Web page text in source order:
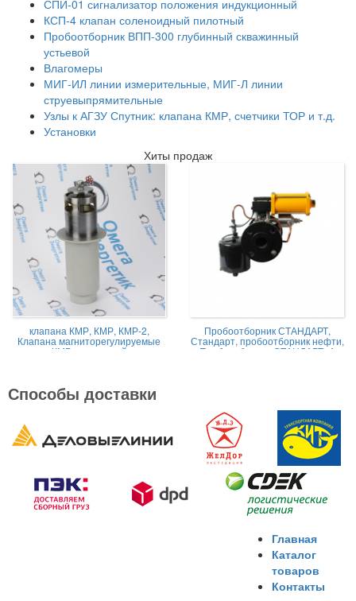
СПИ-01 сигнализатор положения индукционный
КСП-4 клапан соленоидный пилотный
Пробоотборник ВПП-300 глубинный скважинный
устьевой
Влагомеры
МИГ-ИЛ линии измерительные, МИГ-Л линии
струевыпрямительные
Узлы к АГЗУ Спутник: клапана КМР, счетчики ТОР и т.д.
Установки
Хиты продаж
клапана КМР, КМР, КМР-2,
Клапана магниторегулируемые
КМР жидкостной
Пробоотборник СТАНДАРТ,
Стандарт, пробоотборник нефти,
Пробоотборник СТАНДАРТ -А
Способы доставки
Главная
Каталог
товаров
Контакты